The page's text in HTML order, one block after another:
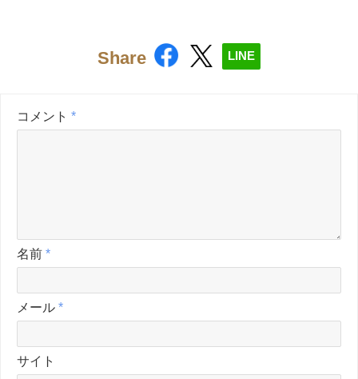
Share LINE
コメント *
名前 *
メール *
サイト